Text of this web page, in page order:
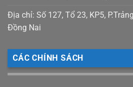
Địa chỉ: Số 127, Tổ 23, KP5,
Đồng Nai
CÁC CHÍNH SÁCH